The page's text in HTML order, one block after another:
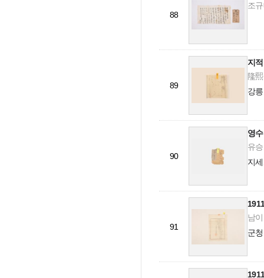
88
조
89
지
隆
강
90
영
유
지
91
남
군